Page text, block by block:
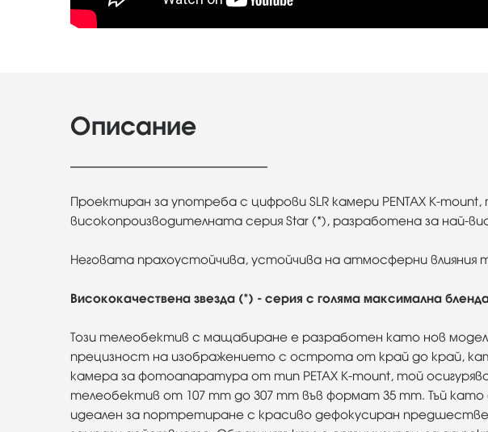
Описание
Проектиран за употреба с цифрови SLR камери PENTAX K-
високопроизводителната серия Star (*), разработена за най-
Неговата прахоустойчива, устойчива на атмосферни влияния
Висококачествена звезда (*) - серия с голяма максимална
Този телеобектив с мащабиране е разработен като нов
прецизност на изображението с острота от край до край,
камера за фотоапаратура от тип PETAX K-mount, той
телеобектив от 107 mm до 307 mm във формат 35 mm. Тъй
идеален за портретиране с красиво дефокусиран